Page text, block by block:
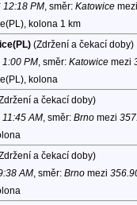
12:18 PM, směr: Katowicemezi
kolona 1 km
(Zdržení a čekací doby)
PM, směr: Katowicemezi
kolona
a čekací doby)
AM, směr: Brnomezi
a čekací doby)
AM, směr: Brnomezi